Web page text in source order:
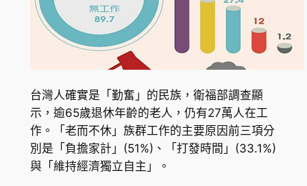
台灣人確實是「勤奮」的民族，衛福部調查顯
示，逾65歲退休年齡的老人，仍有27萬人在工
作。「老而不休」族群工作的主要原因前三項分
別是「負擔家計」(51%)、「打發時間」(33.1%)
與「維持經濟獨立自主」。